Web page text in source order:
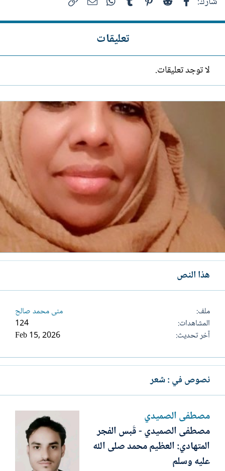
تعليقات
لا توجد تعليقات.
هذا النص
ملف
منى محمد صالح
المشاهدات
124
آخر تحديث
Feb 15, 2026
نصوص في : شعر
مصطفى الصميدي
مصطفى الصميدي - قَبس الفجر
المتهادي: العظيم محمد صلى الله
عليه وسلم